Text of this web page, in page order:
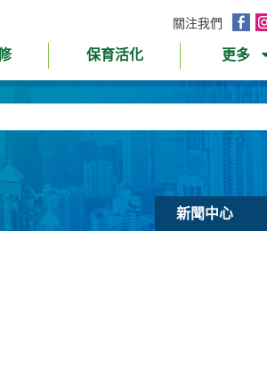
關注我們
面
保育活化 更多
新聞中心